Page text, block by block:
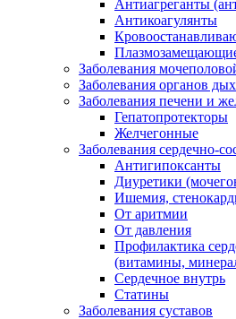
Антиагреганты
Антикоагулянты
Заболевания
Заболевания органов
Заболевания печени и
Гепатопротекторы
Желчегонные
Заболевания сердечно-
Антигипоксанты
Диуретики
Ишемия,
От аритмии
От давления
Профилактика
(витамины,
Сердечное внутрь
Статины
Заболевания суставов